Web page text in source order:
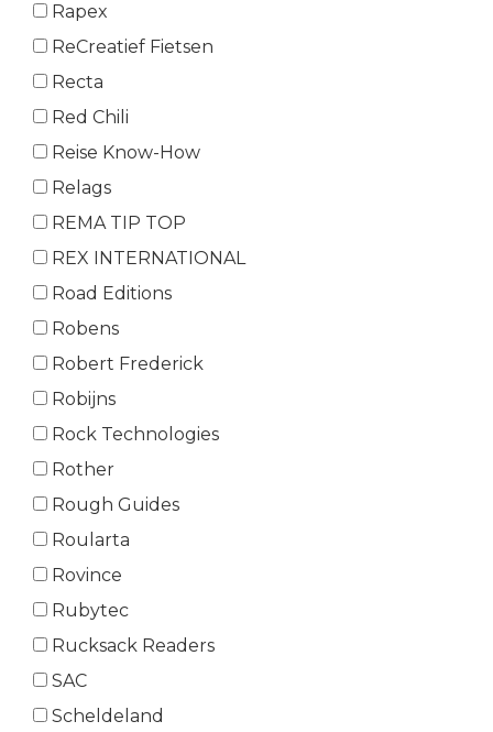
Rapex
ReCreatief Fietsen
Recta
Red Chili
Reise Know-How
Relags
REMA TIP TOP
REX INTERNATIONAL
Road Editions
Robens
Robert Frederick
Robijns
Rock Technologies
Rother
Rough Guides
Roularta
Rovince
Rubytec
Rucksack Readers
SAC
Scheldeland